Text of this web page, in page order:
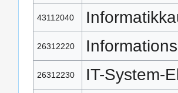
43112040
26312220
26312230 IT-System-